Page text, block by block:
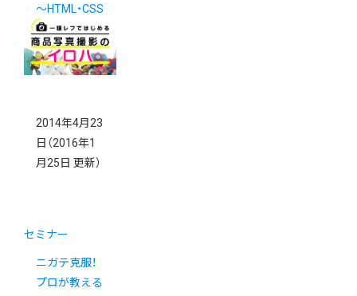
〜HTML・CSS
初級編〜 」
5/27（火）開催
2014年4月23
日 （2016年1
月25日 更新）
セミナー
ニガテ克服！
プロが教える